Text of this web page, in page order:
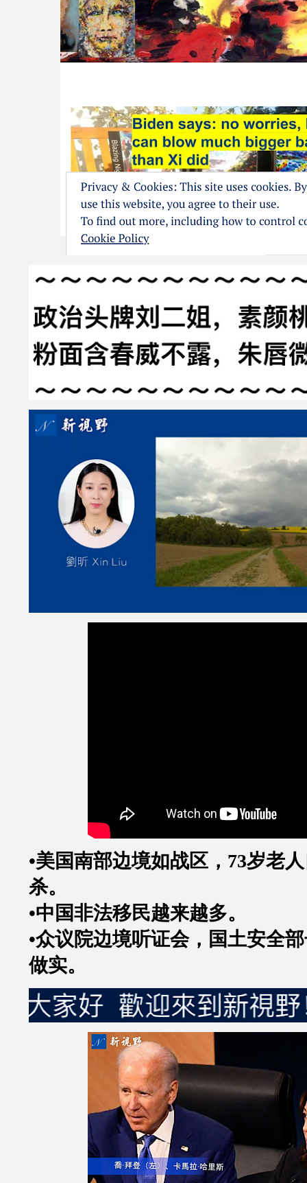
•美国南部边境如战区， 73岁老
杀。
•中国非法移民越来越多。
•众议院边境听证会，国土安全
做实。